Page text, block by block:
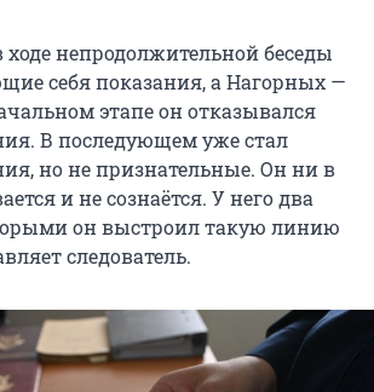
ходе непродолжительной беседы
себя показания, а Нагорных —
этапе он отказывался
В последующем уже стал
но не признательные. Он ни в
и не сознаётся. У него два
он выстроил такую линию
следователь.